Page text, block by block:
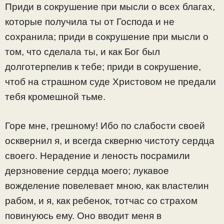
Приди в сокрушение при мысли о всех благах,
которые получила ты от Господа и не
сохранила; приди в сокрушение при мысли о
том, что сделала ты, и как Бог был
долготерпелив к тебе; приди в сокрушение,
чтоб на страшном суде Христовом не предали
тебя кромешной тьме.
Горе мне, грешному! Ибо по слабости своей
осквернил я, и всегда скверню чистоту сердца
своего. Нерадение и леность посрамили
дерзновение сердца моего; лукавое
вожделение повелевает мною, как властелин
рабом, и я, как ребенок, тотчас со страхом
повинуюсь ему. Оно вводит меня в